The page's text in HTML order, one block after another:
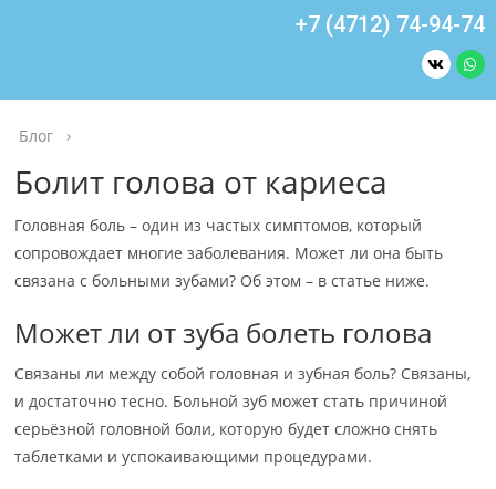
+7 (4712) 74-94-74
Блог ›
Болит голова от кариеса
Головная боль – один из частых симптомов, который
сопровождает многие заболевания. Может ли она быть
связана с больными зубами? Об этом – в статье ниже.
Может ли от зуба болеть голова
Связаны ли между собой головная и зубная боль? Связаны,
и достаточно тесно. Больной зуб может стать причиной
серьёзной головной боли, которую будет сложно снять
таблетками и успокаивающими процедурами.